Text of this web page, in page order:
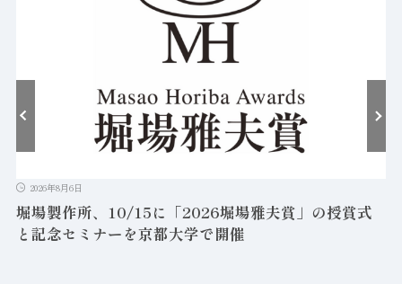
2026年8月6日
堀場製作所、10/15に「2026堀場雅夫賞」の授賞式
と記念セミナーを京都大学で開催